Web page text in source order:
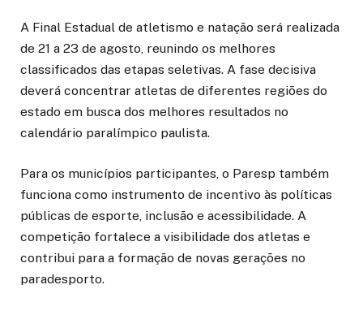
A Final Estadual de atletismo e natação será realizada
de 21 a 23 de agosto, reunindo os melhores
classificados das etapas seletivas. A fase decisiva
deverá concentrar atletas de diferentes regiões do
estado em busca dos melhores resultados no
calendário paralímpico paulista.
Para os municípios participantes, o Paresp também
funciona como instrumento de incentivo às políticas
públicas de esporte, inclusão e acessibilidade. A
competição fortalece a visibilidade dos atletas e
contribui para a formação de novas gerações no
paradesporto.